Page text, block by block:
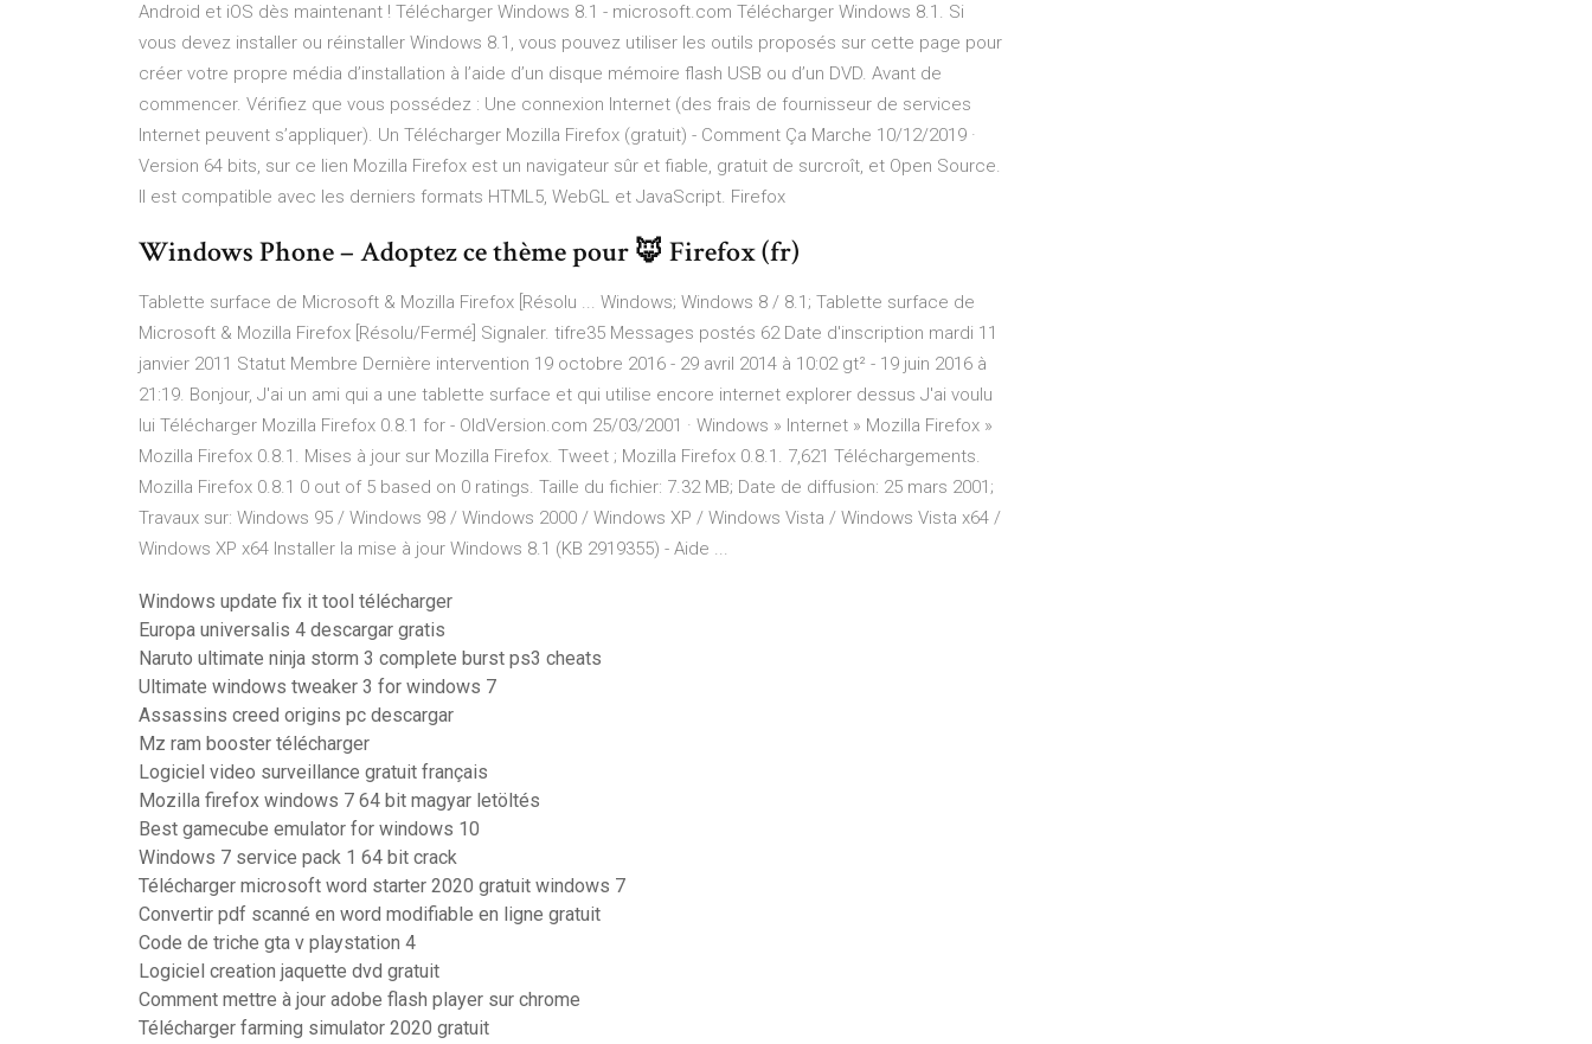
Android et iOS dès maintenant ! Télécharger Windows 8.1 - microsoft.com Télécharger Windows 8.1. Si
vous devez installer ou réinstaller Windows 8.1, vous pouvez utiliser les outils proposés sur cette page pour
créer votre propre média d’installation à l’aide d’un disque mémoire flash USB ou d’un DVD. Avant de
commencer. Vérifiez que vous possédez : Une connexion Internet (des frais de fournisseur de services
Internet peuvent s’appliquer). Un Télécharger Mozilla Firefox (gratuit) - Comment Ça Marche 10/12/2019 ·
Version 64 bits, sur ce lien Mozilla Firefox est un navigateur sûr et fiable, gratuit de surcroît, et Open Source.
Il est compatible avec les derniers formats HTML5, WebGL et JavaScript. Firefox
Windows Phone – Adoptez ce thème pour 🦊 Firefox (fr)
Tablette surface de Microsoft & Mozilla Firefox [Résolu ... Windows; Windows 8 / 8.1; Tablette surface de
Microsoft & Mozilla Firefox [Résolu/Fermé] Signaler. tifre35 Messages postés 62 Date d'inscription mardi 11
janvier 2011 Statut Membre Dernière intervention 19 octobre 2016 - 29 avril 2014 à 10:02 gt² - 19 juin 2016 à
21:19. Bonjour, J'ai un ami qui a une tablette surface et qui utilise encore internet explorer dessus J'ai voulu
lui Télécharger Mozilla Firefox 0.8.1 for - OldVersion.com 25/03/2001 · Windows » Internet » Mozilla Firefox »
Mozilla Firefox 0.8.1. Mises à jour sur Mozilla Firefox. Tweet ; Mozilla Firefox 0.8.1. 7,621 Téléchargements.
Mozilla Firefox 0.8.1 0 out of 5 based on 0 ratings. Taille du fichier: 7.32 MB; Date de diffusion: 25 mars 2001;
Travaux sur: Windows 95 / Windows 98 / Windows 2000 / Windows XP / Windows Vista / Windows Vista x64 /
Windows XP x64 Installer la mise à jour Windows 8.1 (KB 2919355) - Aide ...
Windows update fix it tool télécharger
Europa universalis 4 descargar gratis
Naruto ultimate ninja storm 3 complete burst ps3 cheats
Ultimate windows tweaker 3 for windows 7
Assassins creed origins pc descargar
Mz ram booster télécharger
Logiciel video surveillance gratuit français
Mozilla firefox windows 7 64 bit magyar letöltés
Best gamecube emulator for windows 10
Windows 7 service pack 1 64 bit crack
Télécharger microsoft word starter 2020 gratuit windows 7
Convertir pdf scanné en word modifiable en ligne gratuit
Code de triche gta v playstation 4
Logiciel creation jaquette dvd gratuit
Comment mettre à jour adobe flash player sur chrome
Télécharger farming simulator 2020 gratuit